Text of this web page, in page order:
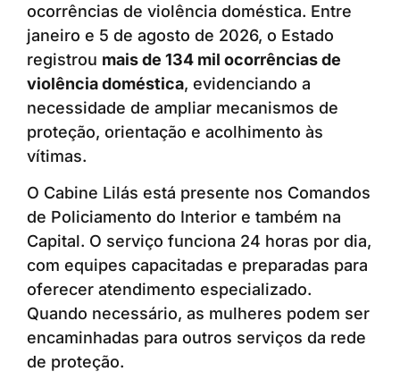
ocorrências de violência doméstica. Entre
janeiro e 5 de agosto de 2026, o Estado
registrou mais de 134 mil ocorrências de
violência doméstica, evidenciando a
necessidade de ampliar mecanismos de
proteção, orientação e acolhimento às
vítimas.
O Cabine Lilás está presente nos Comandos
de Policiamento do Interior e também na
Capital. O serviço funciona 24 horas por dia,
com equipes capacitadas e preparadas para
oferecer atendimento especializado.
Quando necessário, as mulheres podem ser
encaminhadas para outros serviços da rede
de proteção.